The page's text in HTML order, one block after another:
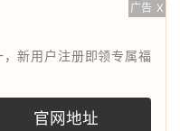
广告 X
新用户注册即领专属福
官网地址